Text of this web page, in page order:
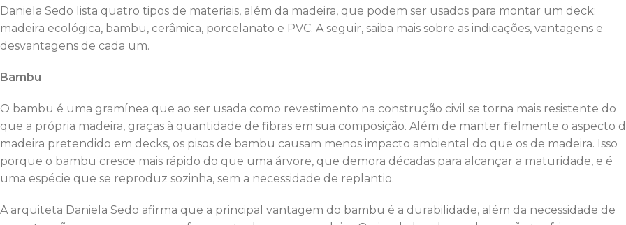
Daniela Sedo lista quatro tipos de materiais, além da madeira, que podem ser usados para montar um deck:
madeira ecológica, bambu, cerâmica, porcelanato e PVC. A seguir, saiba mais sobre as indicações, vantagens e
desvantagens de cada um.
Bambu
O bambu é uma gramínea que ao ser usada como revestimento na construção civil se torna mais resistente do
que a própria madeira, graças à quantidade de fibras em sua composição. Além de manter fielmente o aspecto
madeira pretendido em decks, os pisos de bambu causam menos impacto ambiental do que os de madeira. Isso
porque o bambu cresce mais rápido do que uma árvore, que demora décadas para alcançar a maturidade, e é
uma espécie que se reproduz sozinha, sem a necessidade de replantio.
A arquiteta Daniela Sedo afirma que a principal vantagem do bambu é a durabilidade, além da necessidade de